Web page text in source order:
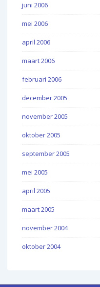
juni 2006
mei 2006
april 2006
maart 2006
februari 2006
december 2005
november 2005
oktober 2005
september 2005
mei 2005
april 2005
maart 2005
november 2004
oktober 2004